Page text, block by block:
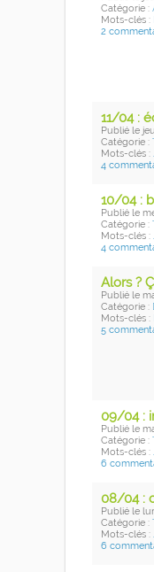
Catégorie :
Mots-clés :
2
11/04 :
Publié le
Catégorie :
Mots-clés :
4
10/04 :
Publié le
Catégorie :
Mots-clés :
4
Alors ?
Publié le
Catégorie :
Mots-clés :
5
09/04 :
Publié le
Catégorie :
Mots-clés :
6
08/04 :
Publié le
Catégorie :
Mots-clés :
6